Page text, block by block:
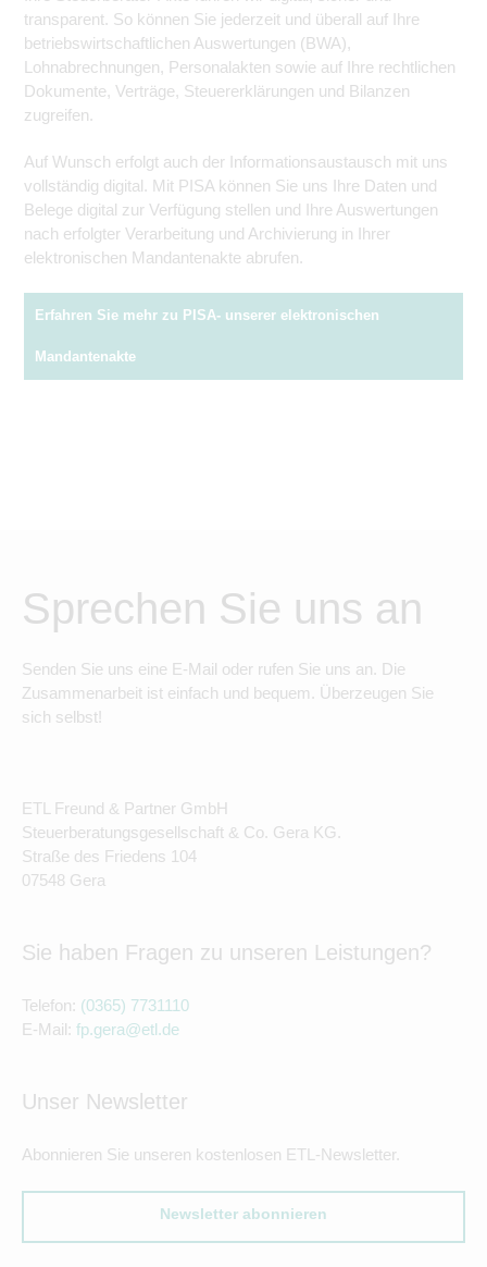
transparent. So können Sie jederzeit und überall auf Ihre
betriebswirtschaftlichen Auswertungen (BWA),
Lohnabrechnungen, Personalakten sowie auf Ihre rechtlichen
Dokumente, Verträge, Steuererklärungen und Bilanzen
zugreifen.
Auf Wunsch erfolgt auch der Informationsaustausch mit uns
vollständig digital. Mit PISA können Sie uns Ihre Daten und
Belege digital zur Verfügung stellen und Ihre Auswertungen
nach erfolgter Verarbeitung und Archivierung in Ihrer
elektronischen Mandantenakte abrufen.
Erfahren Sie mehr zu PISA- unserer elektronischen
Mandantenakte
Sprechen Sie uns an
Senden Sie uns eine E-Mail oder rufen Sie uns an. Die
Zusammenarbeit ist einfach und bequem. Überzeugen Sie
sich selbst!
ETL Freund & Partner GmbH
Steuerberatungsgesellschaft & Co. Gera KG.
Straße des Friedens 104
07548 Gera
Sie haben Fragen zu unseren Leistungen?
Telefon: (0365) 7731110
E-Mail: fp.gera@etl.de
Unser Newsletter
Abonnieren Sie unseren kostenlosen ETL-Newsletter.
Newsletter abonnieren